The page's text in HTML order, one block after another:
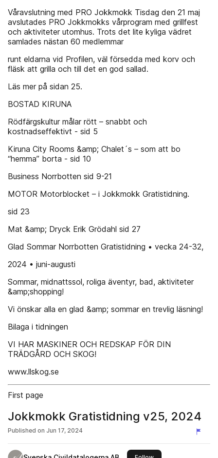
Våravslutning med PRO Jokkmokk Tisdag den 21 maj
avslutades PRO Jokkmokks vårprogram med grillfest
och aktiviteter utomhus. Trots det lite kyliga vädret
samlades nästan 60 medlemmar
runt eldarna vid Profilen, väl försedda med korv och
fläsk att grilla och till det en god sallad.
Läs mer på sidan 25.
BOSTAD KIRUNA
Rödfärgskultur målar rött – snabbt och
kostnadseffektivt - sid 5
Kiruna City Rooms &amp; Chalet´s – som att bo
“hemma” borta - sid 10
Business Norrbotten sid 9-21
MOTOR Motorblocket – i Jokkmokk Gratistidning.
sid 23
Mat &amp; Dryck Erik Grödahl sid 27
Glad Sommar Norrbotten Gratistidning • vecka 24-32,
2024 • juni-augusti
Sommar, midnattssol, roliga äventyr, bad, aktiviteter
&amp;shopping!
Vi önskar alla en glad &amp; sommar en trevlig läsning!
Bilaga i tidningen
VI HAR MASKINER OCH REDSKAP FÖR DIN
TRÄDGÅRD OCH SKOG!
www.llskog.se
First page
Jokkmokk Gratistidning v25, 2024
Published on Jun 17, 2024